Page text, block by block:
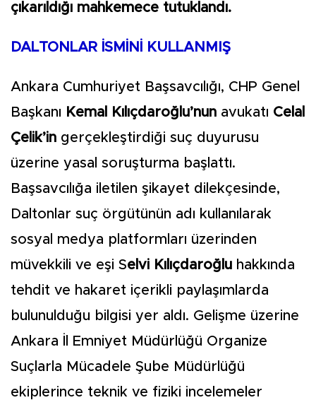
çıkarıldığı mahkemece tutuklandı.
DALTONLAR İSMİNİ KULLANMIŞ
Ankara Cumhuriyet Başsavcılığı, CHP Genel
Başkanı Kemal Kılıçdaroğlu’nun avukatı Celal
Çelik’in gerçekleştirdiği suç duyurusu
üzerine yasal soruşturma başlattı.
Başsavcılığa iletilen şikayet dilekçesinde,
Daltonlar suç örgütünün adı kullanılarak
sosyal medya platformları üzerinden
müvekkili ve eşi Selvi Kılıçdaroğlu hakkında
tehdit ve hakaret içerikli paylaşımlarda
bulunulduğu bilgisi yer aldı. Gelişme üzerine
Ankara İl Emniyet Müdürlüğü Organize
Suçlarla Mücadele Şube Müdürlüğü
ekiplerince teknik ve fiziki incelemeler